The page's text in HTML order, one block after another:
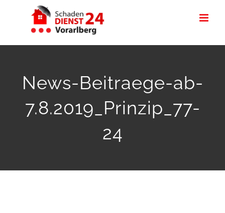
News-Beitraege-ab-
7.8.2019_Prinzip_77-
24